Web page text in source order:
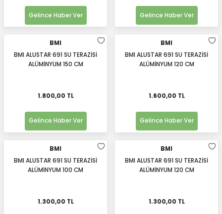
Gelince Haber Ver Gelince Haber Ver
BMI
BMI ALUSTAR 691 SU TERAZİSİ
ALÜMİNYUM 150 CM
1.800,00 TL
Gelince Haber Ver
BMI
BMI ALUSTAR 691 SU TERAZİSİ
ALÜMİNYUM 120 CM
1.600,00 TL
Gelince Haber Ver
BMI
BMI ALUSTAR 691 SU TERAZİSİ
ALÜMİNYUM 100 CM
1.300,00 TL
BMI
BMI ALUSTAR 691 SU TERAZİSİ
ALÜMİNYUM 120 CM
1.300,00 TL